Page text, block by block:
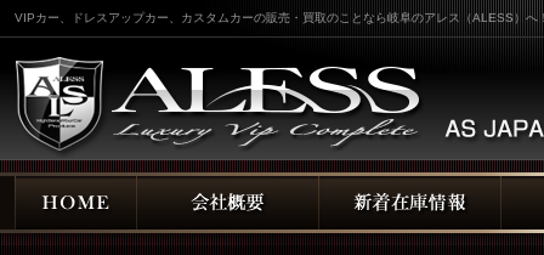
VIPカー、ドレスアップカー、カスタムカーの販売・買取のことなら岐阜のアレス（ALESS）へ